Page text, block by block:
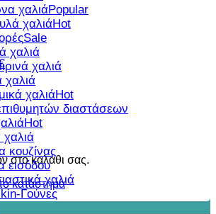
στο καλάθι σας.
κατάστημα
χαλιά
χαλιά
χαλιά
χαλιά
χαλιά
χαλιά
διαστάσεων
κουζίνας
εισόδου
χαλιά
Γούνες